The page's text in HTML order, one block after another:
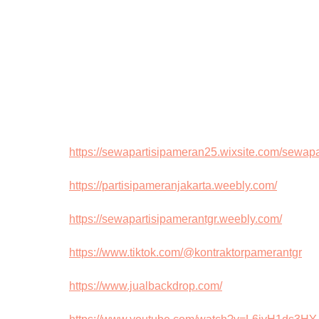
https://sewapartisipameran25.wixsite.com/
https://partisipameranjakarta.weebly.com/
https://sewapartisipamerantgr.weebly.com/
https://www.tiktok.com/@kontraktorpamerantgr
https://www.jualbackdrop.com/